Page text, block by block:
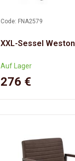
Code: FNA2579
XXL-Sessel Weston
Auf Lager
276 €